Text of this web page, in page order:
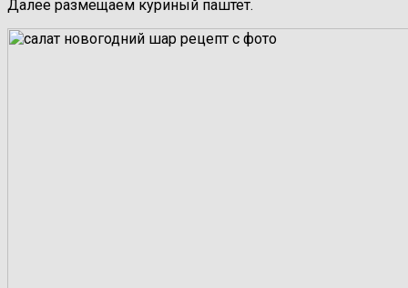
Далее размещаем куриный паштет.